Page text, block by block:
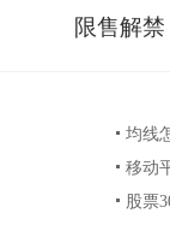
限售解禁
均线
移动
股票